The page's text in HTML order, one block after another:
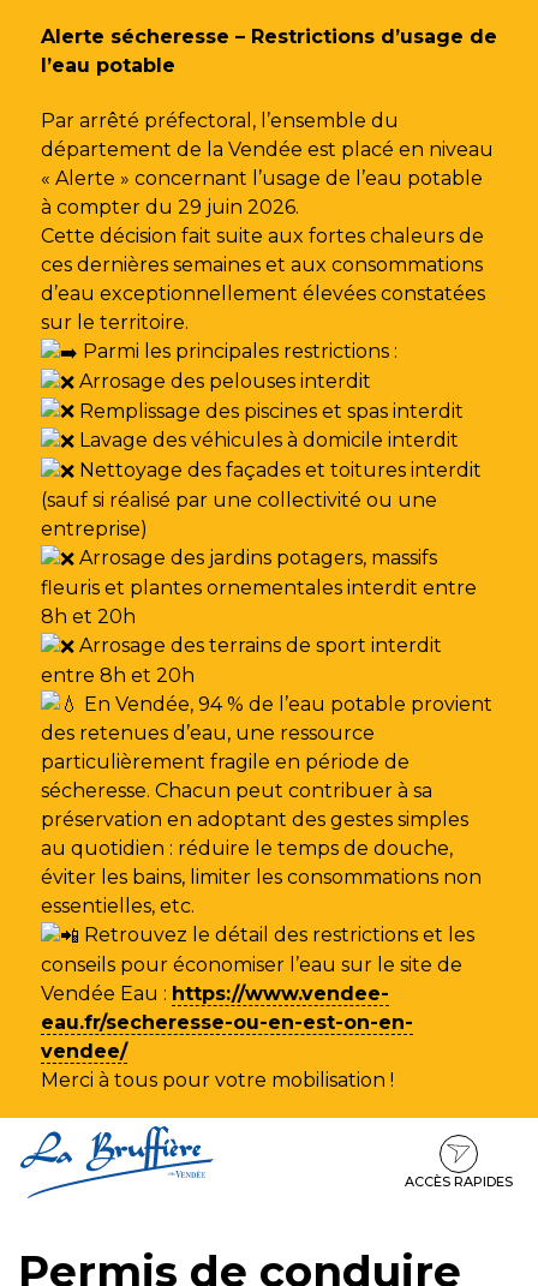
Alerte sécheresse – Restrictions d’usage de
l’eau potable
Par arrêté préfectoral, l’ensemble du
département de la Vendée est placé en niveau
« Alerte » concernant l’usage de l’eau potable
à compter du 29 juin 2026.
Cette décision fait suite aux fortes chaleurs de
ces dernières semaines et aux consommations
d’eau exceptionnellement élevées constatées
sur le territoire.
Parmi les principales restrictions :
Arrosage des pelouses interdit
Remplissage des piscines et spas interdit
Lavage des véhicules à domicile interdit
Nettoyage des façades et toitures interdit
(sauf si réalisé par une collectivité ou une
entreprise)
Arrosage des jardins potagers, massifs
fleuris et plantes ornementales interdit entre
8h et 20h
Arrosage des terrains de sport interdit
entre 8h et 20h
En Vendée, 94 % de l’eau potable provient
des retenues d’eau, une ressource
particulièrement fragile en période de
sécheresse. Chacun peut contribuer à sa
préservation en adoptant des gestes simples
au quotidien : réduire le temps de douche,
éviter les bains, limiter les consommations non
essentielles, etc.
Retrouvez le détail des restrictions et les
conseils pour économiser l’eau sur le site de
Vendée Eau : https://www.vendee-
eau.fr/secheresse-ou-en-est-on-en-
vendee/
Merci à tous pour votre mobilisation !
au
contenu
au
ACCÈS RAPIDES
Permis de conduire